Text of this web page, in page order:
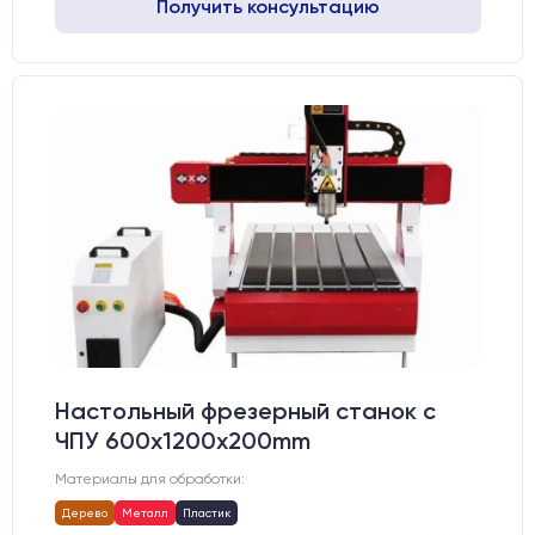
Получить консультацию
Настольный фрезерный станок с
ЧПУ 600x1200x200mm
Материалы для обработки:
Дерево Металл Пластик